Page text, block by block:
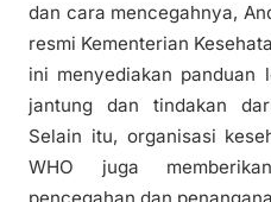
dan cara mencegahnya,
resmi Kementerian
ini menyediakan panduan
jantung dan tindakan
Selain itu, organisasi
WHO juga